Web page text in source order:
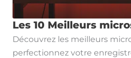
Les 10 Meilleurs
Découvrez les meilleurs
perfectionnez votre